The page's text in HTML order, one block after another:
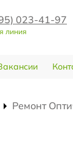
023-41-97
линия
Ремонт